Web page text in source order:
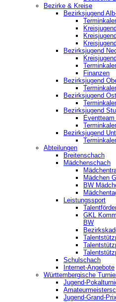
Bezirke & Kreise
Bezirksjugend
Bezirksjugend
Finanzen
Bezirksjugend
Bezirksjugend
Bezirksjugend
Bezirksjugend
Abteilungen
Breitenschach
Mädchenschach
Mädchen
BW
Leistungssport
GKL
BW
Schulschach
Internet-Angebote
Württembergische
Jugend-
Jugend-Grand-